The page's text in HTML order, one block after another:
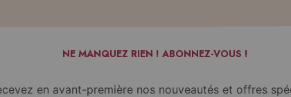
NE MANQUEZ RIEN ! ABONNEZ-VOUS !
en avant-première nos nouveautés et offres